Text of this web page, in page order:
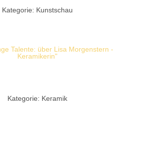
Kategorie: Kunstschau
Talente: über Lisa Morgenstern -
Keramikerin"
Kategorie: Keramik